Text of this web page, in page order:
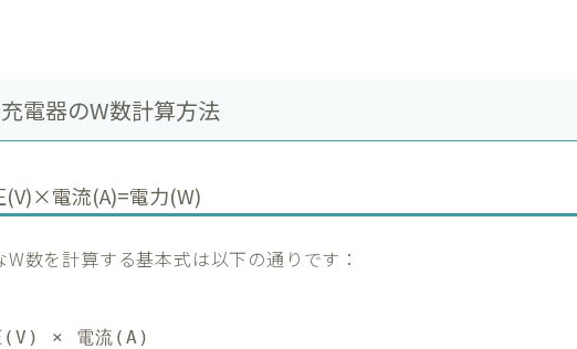
電器のW数計算方法
(V)×電流(A)=電力(W)
数を計算する基本式は以下の通りです：
(V) × 電流(A)